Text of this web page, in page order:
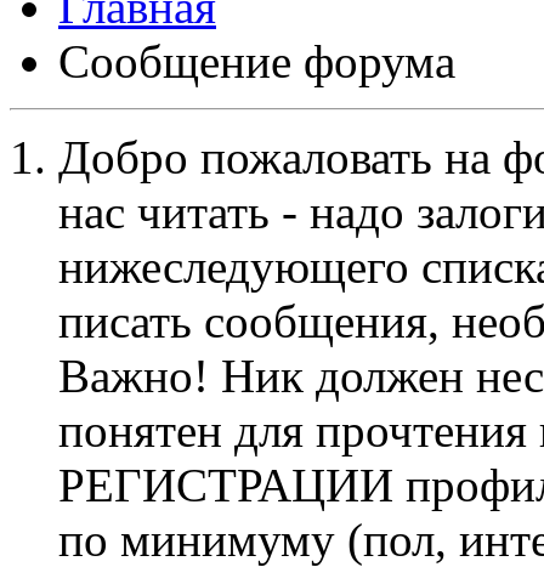
Сообщение форума
Добро пожаловать на
нас читать - надо
нижеследующего
писать сообщения,
Важно! Ник должен
понятен для
РЕГИСТРАЦИИ профиль
по минимуму (пол,